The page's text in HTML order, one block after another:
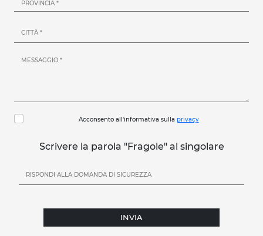
Acconsento all'informativa sulla privacy
Scrivere la parola "Fragole" al singolare
INVIA